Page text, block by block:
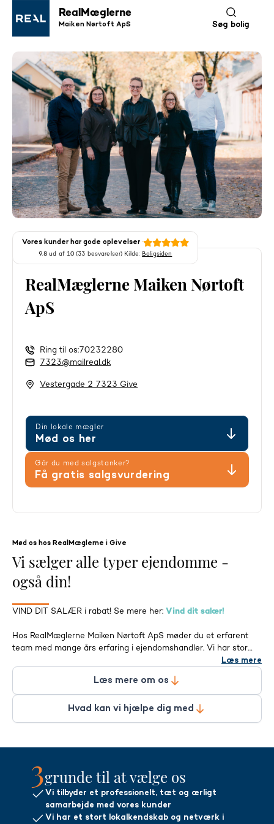
RealMæglerne
Maiken Nørtoft ApS Søg bolig
Vores kunder har gode oplevelser
9.8 ud af 10 (33 besvarelser) Kilde: Boligsiden
RealMæglerne Maiken Nørtoft
ApS
Ring til os:70232280
7323@mailreal.dk
Vestergade 2 7323 Give
Din lokale mægler
Mød os her
Går du med salgstanker?
Få gratis salgsvurdering
Mød os hos RealMæglerne i Give
Vi sælger alle typer ejendomme -
også din!
VIND DIT SALÆR i rabat! Se mere her: Vind dit salær!
Hos RealMæglerne Maiken Nørtoft ApS møder du et erfarent
team med mange års erfaring i ejendomshandler. Vi har stor
erfaring med køb og salg af fast ejendom - flere af os har mere
Vi dækker områderne Give, Thyregod, Vesterlund, Vonge,
Kollemorten, Gadbjerg, Givskud, Farre, Grønbjerg, Vandel, Billund,
Ejstrupholm, Brande m.v.
Vi har erfaring med salg af stort set alle typer ejendomme,
hobbylandbrug, skov- og naturejendomme, blandet bolig- og
erhvervsejendomme, projektsalg og mindre udlejnings- og
erhvervsejendomme. Her henviser vi til vores erhvervsside, som
du finder lige i toppen af siden.
Læs mere
Læs mere om os
Hvad kan vi hjælpe dig med
3grunde til at vælge os
Vi tilbyder et professionelt, tæt og ærligt
samarbejde med vores kunder
Vi har et stort lokalkendskab og netværk i